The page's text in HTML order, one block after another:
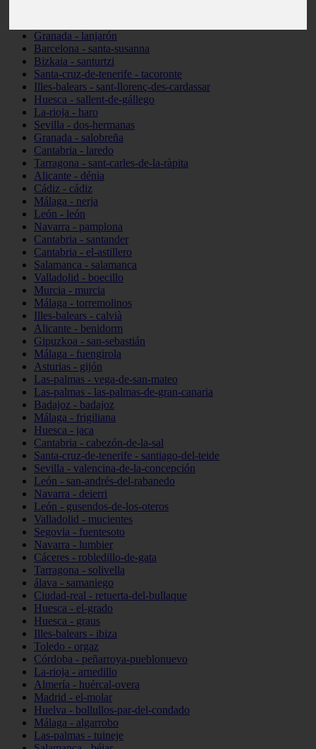
Granada - lanjarón
Barcelona - santa-susanna
Bizkaia - santurtzi
Santa-cruz-de-tenerife - tacoronte
Illes-balears - sant-llorenç-des-cardassar
Huesca - sallent-de-gállego
La-rioja - haro
Sevilla - dos-hermanas
Granada - salobreña
Cantabria - laredo
Tarragona - sant-carles-de-la-ràpita
Alicante - dénia
Cádiz - cádiz
Málaga - nerja
León - león
Navarra - pamplona
Cantabria - santander
Cantabria - el-astillero
Salamanca - salamanca
Valladolid - boecillo
Murcia - murcia
Málaga - torremolinos
Illes-balears - calvià
Alicante - benidorm
Gipuzkoa - san-sebastián
Málaga - fuengirola
Asturias - gijón
Las-palmas - vega-de-san-mateo
Las-palmas - las-palmas-de-gran-canaria
Badajoz - badajoz
Málaga - frigiliana
Huesca - jaca
Cantabria - cabezón-de-la-sal
Santa-cruz-de-tenerife - santiago-del-teide
Sevilla - valencina-de-la-concepción
León - san-andrés-del-rabanedo
Navarra - deierri
León - gusendos-de-los-oteros
Valladolid - mucientes
Segovia - fuentesoto
Navarra - lumbier
Cáceres - robledillo-de-gata
Tarragona - solivella
álava - samaniego
Ciudad-real - retuerta-del-bullaque
Huesca - el-grado
Huesca - graus
Illes-balears - ibiza
Toledo - orgaz
Córdoba - peñarroya-pueblonuevo
La-rioja - arnedillo
Almería - huércal-overa
Madrid - el-molar
Huelva - bollullos-par-del-condado
Málaga - algarrobo
Las-palmas - tuineje